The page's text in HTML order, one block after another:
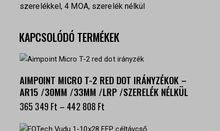
szerelékkel, 4 MOA, szerelék nélkül
KAPCSOLÓDÓ TERMÉKEK
AIMPOINT MICRO T-2 RED DOT IRÁNYZÉKOK –
AR15 /30MM /33MM /LRP /SZERELÉK NÉLKÜL
365 349 Ft – 442 808 Ft